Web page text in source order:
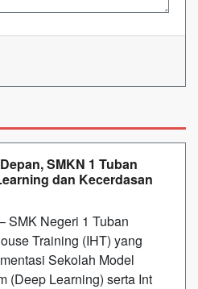
SMKN 1 Tuban
dan Kecerdasan
SMK Negeri 1 Tuban
Training (IHT) yang
Sekolah Model
(Deep Learning) serta Int